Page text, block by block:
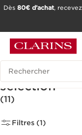
OUTIL
Dès 80€ d’achat,
Historique des recherches
Ventes
sélection
(11)
Filtres (1)